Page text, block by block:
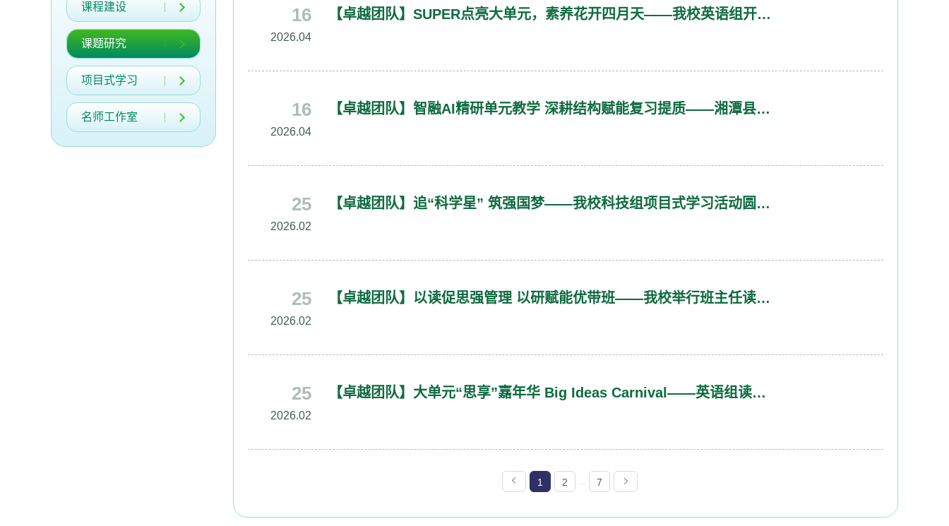
课程建设
课题研究
项目式学习
名师工作室
16
2026.04
【卓越团队】SUPER点亮大单元，素养花开四月天——我校英语组开展新教材校本研修活动
16
2026.04
【卓越团队】智融AI精研单元教学 深耕结构赋能复习提质——湘潭县云龙小学数学组校本研修活动纪实
25
2026.02
【卓越团队】追“科学星” 筑强国梦——我校科技组项目式学习活动圆满收官
25
2026.02
【卓越团队】以读促思强管理 以研赋能优带班——我校举行班主任读书分享会
25
2026.02
【卓越团队】大单元“思享”嘉年华 Big Ideas Carnival——英语组读书分享会
1 2 ... 7